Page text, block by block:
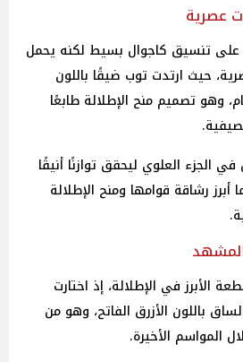
عصرية
تنسيق كاجوال بسيط لكنه يحمل
حيث ارتدت توب ضيقًا باللون
وهو تصميم منح الإطلالة طابعًا
في الجزء العلوي ليحقق توازنًا أنيقًا
رشاقة قوامها ومنح الإطلالة
الأبرز في الإطلالة، إذ اختارت
باللون الأزرق الفاتح، وهو من
المواسم الأخيرة.